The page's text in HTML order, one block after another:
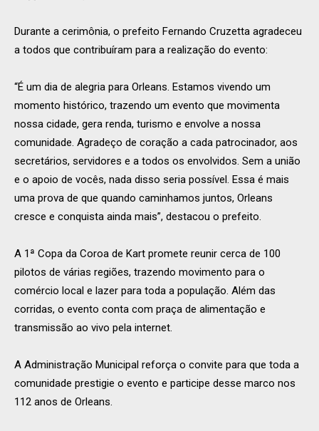
Durante a cerimônia, o prefeito Fernando Cruzetta agradeceu
a todos que contribuíram para a realização do evento:
“É um dia de alegria para Orleans. Estamos vivendo um
momento histórico, trazendo um evento que movimenta
nossa cidade, gera renda, turismo e envolve a nossa
comunidade. Agradeço de coração a cada patrocinador, aos
secretários, servidores e a todos os envolvidos. Sem a união
e o apoio de vocês, nada disso seria possível. Essa é mais
uma prova de que quando caminhamos juntos, Orleans
cresce e conquista ainda mais”, destacou o prefeito.
A 1ª Copa da Coroa de Kart promete reunir cerca de 100
pilotos de várias regiões, trazendo movimento para o
comércio local e lazer para toda a população. Além das
corridas, o evento conta com praça de alimentação e
transmissão ao vivo pela internet.
A Administração Municipal reforça o convite para que toda a
comunidade prestigie o evento e participe desse marco nos
112 anos de Orleans.